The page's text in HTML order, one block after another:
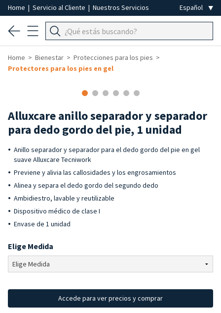
Home | Servicio al Cliente | Nuestros Servicios
Home Bienestar
Protecciones para los pies
Protectores para los pies en gel
Alluxcare anillo separador y separador
para dedo gordo del pie, 1 unidad
Anillo separador y separador para el dedo gordo del pie en gel
suave Alluxcare Tecniwork
Previene y alivia las callosidades y los engrosamientos
Alinea y separa el dedo gordo del segundo dedo
Ambidiestro, lavable y reutilizable
Dispositivo médico de clase I
Envase de 1 unidad
Elige Medida
Accede para ver precios y comprar